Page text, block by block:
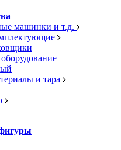
машинки и т.д.
и тара